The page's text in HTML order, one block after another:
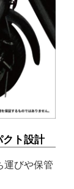
クト設計
運びや保管